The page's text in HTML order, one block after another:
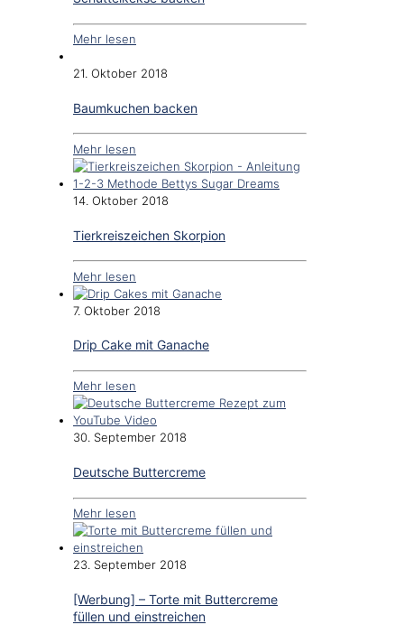
Mehr lesen
21. Oktober 2018
Baumkuchen backen
Mehr lesen
14. Oktober 2018
Tierkreiszeichen Skorpion
Mehr lesen
7. Oktober 2018
Drip Cake mit Ganache
Mehr lesen
30. September 2018
Deutsche Buttercreme
Mehr lesen
23. September 2018
[Werbung] – Torte mit Buttercreme
füllen und einstreichen